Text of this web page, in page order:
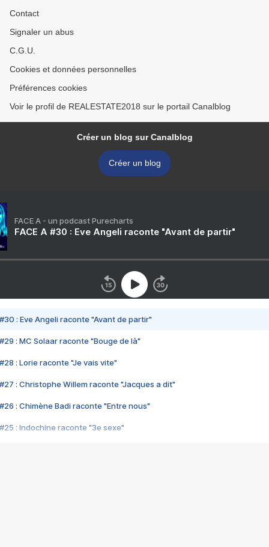
Contact
Signaler un abus
C.G.U.
Cookies et données personnelles
Préférences cookies
Voir le profil de REALESTATE2018 sur le portail Canalblog
Créer un blog sur Canalblog
Créer un blog
FACE A - un podcast Purecharts
FACE A #30 : Eve Angeli raconte "Avant de partir"
#30 : Eve Angeli raconte "Avant de partir"
#29 : MC Solaar raconte "Bouge de là"
#28 : Lorie raconte "Je vais vite"
#27 : Christophe Willem raconte "Jacques a dit"
#26 : Chimène Badi raconte "Entre nous"
#25 : Indochine raconte "3e sexe"